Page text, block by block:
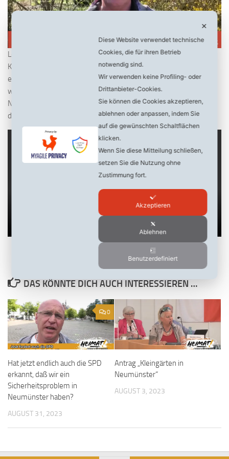
Lesedauer
Kleingärten: Mark Proch ist in der Ratsversammlung für befangen
erklärt worden und mußte kurzzeitig den Saal verlassen. Damit
wurde ein wichtiger Antrag zum Erhalt der Kleingärten in
Neumünster unterbunden! Mark Proch erläutert in diesem Video
den Sachverhalt:
DAS KÖNNTE DICH AUCH INTERESSIEREN …
0
Hat jetzt endlich auch die SPD
erkannt, daß wir ein
Sicherheitsproblem in
Neumünster haben?
AUGUST 31, 2023
Antrag „Kleingärten in
Neumünster“
AUGUST 3, 2023
✕
Diese Website verwendet technische
Cookies, die für ihren Betrieb
notwendig sind.
Wir verwenden keine Profiling- oder
Drittanbieter-Cookies.
Sie können die Cookies akzeptieren,
ablehnen oder anpassen, indem Sie
auf die gewünschten Schaltflächen
klicken.
Wenn Sie diese Mitteilung schließen,
setzen Sie die Nutzung ohne
Zustimmung fort.
Akzeptieren
Ablehnen
Benutzerdefiniert